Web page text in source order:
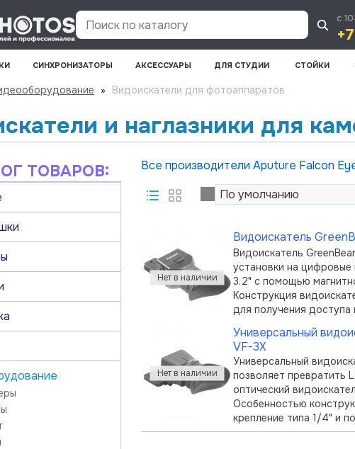
Поиск по каталогу
с
СИНХРОНИЗАТОРЫ АКСЕССУАРЫ ДЛЯ СТУДИИ СТОЙКИ
» Видоискатели для фотоаппаратов
и наглазники для
ТОВАРОВ: Все производители Aputure Falcon
Видоискатель
Видоискатель
установки на
3.2" с помощью
Конструкция
для получения доступа
Универсальный
VF-3X
Универсальный
позволяет превратить
оптический
Особенностью
крепление типа 1/4" и
точное бе …